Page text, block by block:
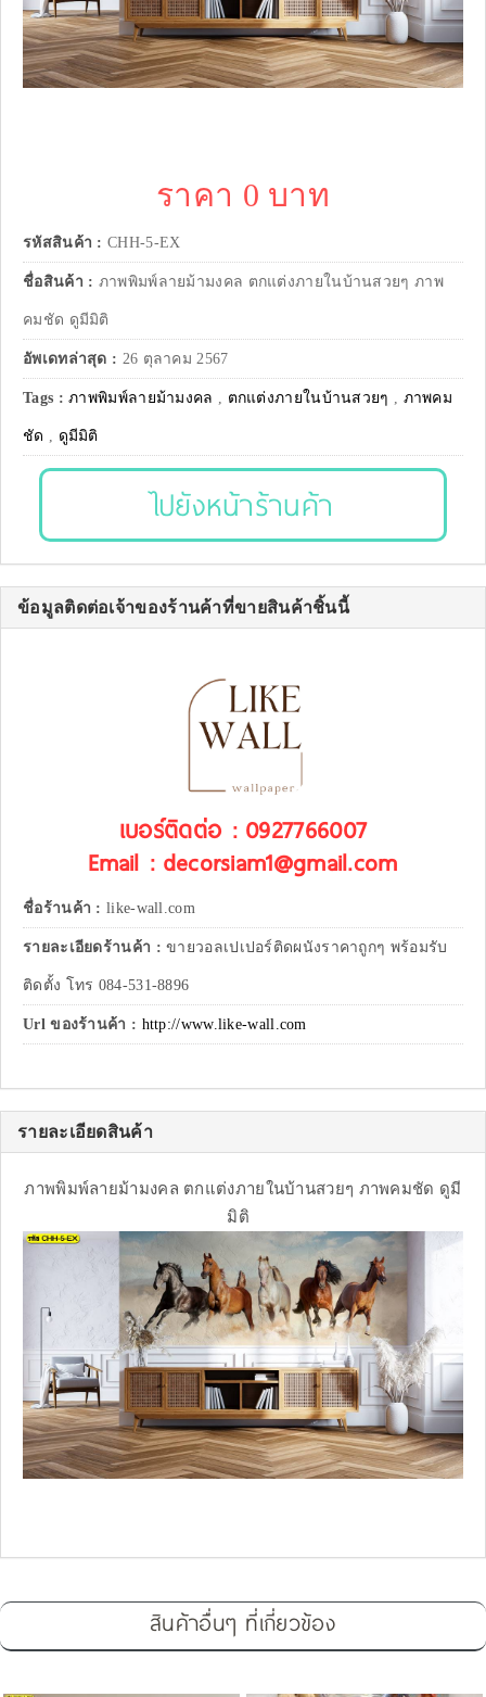
ราคา 0 บาท
รหัสสินค้า : CHH-5-EX
ชื่อสินค้า : ภาพพิมพ์ลายม้ามงคล ตกแต่งภายในบ้านสวยๆ ภาพ
คมชัด ดูมีมิติ
อัพเดทล่าสุด : 26 ตุลาคม 2567
Tags :ภาพพิมพ์ลายม้ามงคล , ตกแต่งภายในบ้านสวยๆ , ภาพคม
ชัด , ดูมีมิติ
ไปยังหน้าร้านค้า
ข้อมูลติดต่อเจ้าของร้านค้าที่ขายสินค้าชิ้นนี้
เบอร์ติดต่อ : 0927766007
Email : decorsiam1@gmail.com
ชื่อร้านค้า : like-wall.com
รายละเอียดร้านค้า :ขายวอลเปเปอร์ติดผนังราคาถูกๆ พร้อมรับ
ติดตั้ง โทร 084-531-8896
Url ของร้านค้า : http://www.like-wall.com
รายละเอียดสินค้า
ภาพพิมพ์ลายม้ามงคล ตกแต่งภายในบ้านสวยๆ ภาพคมชัด ดูมี
มิติ
สินค้าอื่นๆ ที่เกี่ยวข้อง